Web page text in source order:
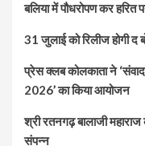
बलिया में पौधरोपण कर हरित
31 जुलाई को रिलीज होगी द
प्रेस क्लब कोलकाता ने
2026’ का किया आयोजन
श्री रतनगढ़ बालाजी
संपन्न